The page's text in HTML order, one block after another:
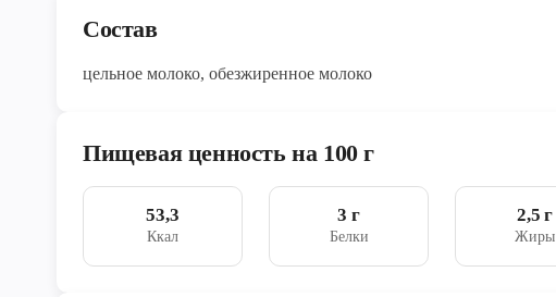
Состав
цельное молоко, обезжиренное молоко
Пищевая ценность на 100 г
53,3
Ккал
3 г
Белки
2,5 г
Жиры